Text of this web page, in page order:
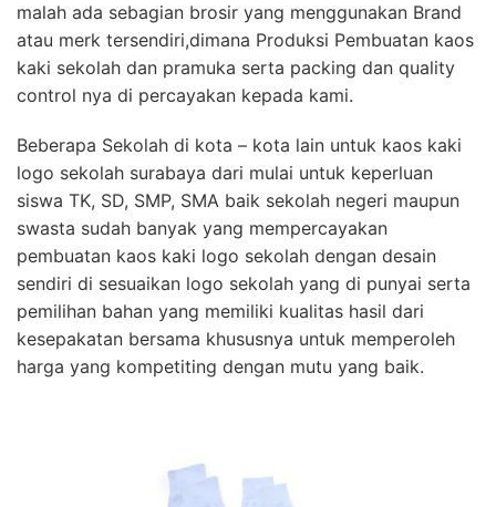
malah ada sebagian brosir yang menggunakan Brand
atau merk tersendiri,dimana Produksi Pembuatan kaos
kaki sekolah dan pramuka serta packing dan quality
control nya di percayakan kepada kami.
Beberapa Sekolah di kota – kota lain untuk kaos kaki
logo sekolah surabaya dari mulai untuk keperluan
siswa TK, SD, SMP, SMA baik sekolah negeri maupun
swasta sudah banyak yang mempercayakan
pembuatan kaos kaki logo sekolah dengan desain
sendiri di sesuaikan logo sekolah yang di punyai serta
pemilihan bahan yang memiliki kualitas hasil dari
kesepakatan bersama khususnya untuk memperoleh
harga yang kompetiting dengan mutu yang baik.